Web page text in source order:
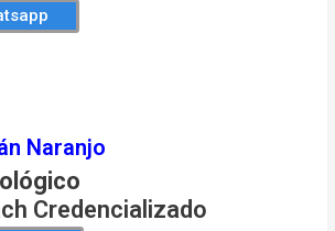
Naranjo
Credencializado